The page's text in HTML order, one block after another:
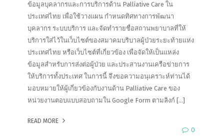
ข้อมูลบุคลากรและการบริการด้าน Palliative Care ใน
ประเทศไทย เพื่อใช้วางแผน กำหนดทิศทางการพัฒนา
บุคลากร ระบบบริการ และจัดทำรายชื่อสถานพยาบาลที่ให้
บริการใส่ไว้ในเว็บไซต์ของสมาคมบริบาลผู้ป่วยระยะท้ายแห่ง
ประเทศไทย หรือเว็บไซต์ที่เกี่ยวข้อง เพื่อจัดให้เป็นแหล่ง
ข้อมูลสำหรับการส่งต่อผู้ป่วย และประสานงานเครือข่ายการ
ให้บริการทั้งประเทศ ในการนี้ จึงขอความอนุเคราะห์ท่านได้
มอบหมายให้ผู้เกี่ยวข้องกับงานด้าน Palliative Care ของ
หน่วยงานตอบแบบสอบถามใน Google Form ตามลิงก์ […]
READ MORE
0